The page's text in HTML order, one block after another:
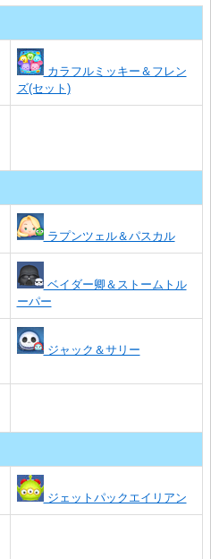
カラフルミッキー＆フレン
ズ(セット)
ラプンツェル＆パスカル
ベイダー卿＆ストームトル
ーパー
ジャック＆サリー
ジェットパックエイリアン